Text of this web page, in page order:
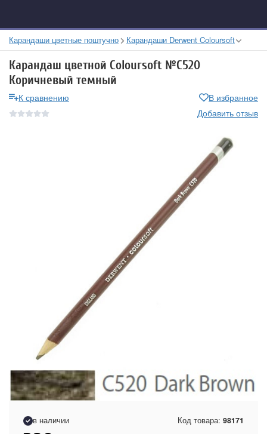
Карандаши цветные поштучно Карандаши Derwent Coloursoft
Карандаш цветной Coloursoft №C520
Коричневый темный
К сравнению
В избранное
Добавить отзыв
в наличии Код товара: 98171